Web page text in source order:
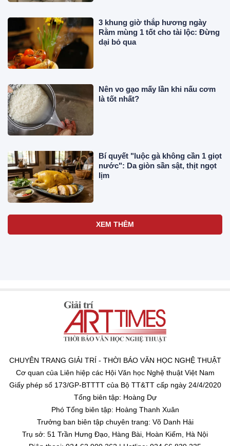
3 khung giờ thắp hương ngày
Rằm mùng 1 tốt cho tài lộc: Đừng
dại bỏ qua
Nên vo gạo mấy lần khi nấu cơm
là tốt nhất?
Bí quyết "luộc gà không cần 1 giọt
nước": Da giòn sần sật, thịt ngọt
lịm
XEM THÊM
CHUYÊN TRANG GIẢI TRÍ - THỜI BÁO VĂN HỌC NGHỆ THUẬT
Cơ quan của Liên hiệp các Hội Văn học Nghệ thuật Việt Nam
Giấy phép số 173/GP-BTTTT của Bộ TT&TT cấp ngày 24/4/2020
Tổng biên tập: Hoàng Dự
Phó Tổng biên tập: Hoàng Thanh Xuân
Trưởng ban biên tập chuyên trang: Võ Danh Hải
Trụ sở: 51 Trần Hưng Đạo, Hàng Bài, Hoàn Kiếm, Hà Nội